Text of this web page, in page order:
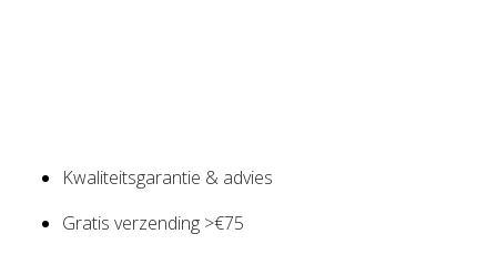
Kwaliteitsgarantie & advies
Gratis verzending >€75